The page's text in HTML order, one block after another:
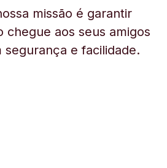
missão é garantir
chegue aos seus amigos
segurança e facilidade.